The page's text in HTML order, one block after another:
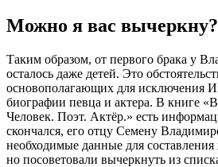
Можно я вас вычеркну?
Таким образом, от первого брака у
осталось даже детей. Это
основополагающих для исключения
биографии певца и актера. В книге
Человек. Поэт. Актёр.» есть
скончался, его отцу Семену
необходимые данные для
но посоветовали вычеркнуть из